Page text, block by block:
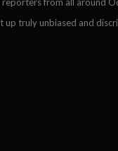
up truly unbiased and